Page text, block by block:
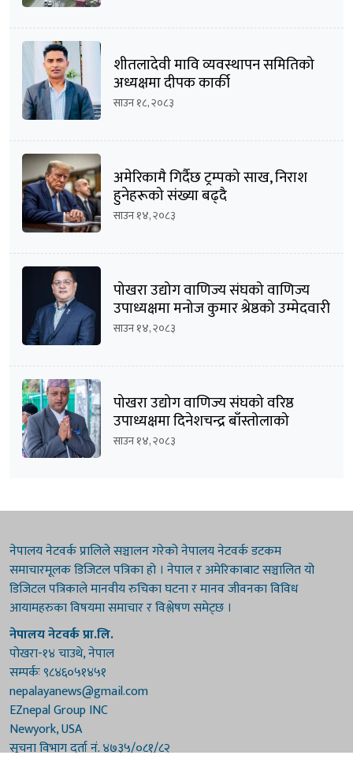
शीतलादेवी मावि व्यवस्थापन समितिको
अध्यक्षमा दीपक कार्की
साउन १८, २०८३
अमेरिकामै गिर्दैछ ट्रम्पको साख, निराश
हुनेहरूको संख्या बढ्दै
साउन १४, २०८३
पोखरा उद्योग वाणिज्य संघको वाणिज्य
उपाध्यक्षमा मनोज कुमार श्रेष्ठको उम्मेदवारी
घोषणा
साउन १४, २०८३
पोखरा उद्योग वाणिज्य संघको वरिष्ठ
उपाध्यक्षमा दिनेशचन्द्र बाँस्तोलाको
उम्मेदवारी घोषणा
साउन १४, २०८३
नेपालय नेटवर्क प्रालिले सञ्चालन गरेको नेपालय नेटवर्क डटकम
समाचारमूलक डिजिटल पत्रिका हो । नेपाल र अमेरिकाबाट सञ्चालित यो
डिजिटल पत्रिकाले मानवीय रुचिका घटना र मानव जीवनका विविध
आयामहरुका विषयमा समाचार र विश्लेषण समेट्छ ।
नेपालय नेटवर्क प्रा.लि.
पोखरा-१४ चाउथे, नेपाल
सम्पर्कः ९८४६०५१४५१
nepalayanews@gmail.com
EZnepal Group INC
Newyork, USA
सूचना विभाग दर्ता नं. ४७३५/०८१/८२